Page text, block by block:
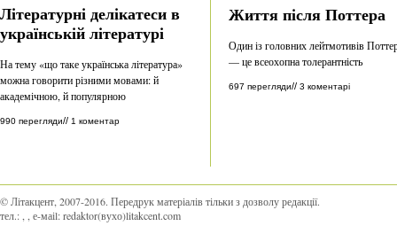
Літературні делікатеси в
українській літературі
На тему «що таке українська література»
можна говорити різними мовами: й
академічною, й популярною
990 перегляди// 1 коментар
Життя після Поттера
Один із головних лейтмотивів
— це всеохопна толерантність
697 перегляди// 3 коментарі
© Літакцент, 2007-2016. Передрук матеріалів тільки з дозволу редакції.
тел.:
, е-маіl:redaktor(вухо)litakcent.com